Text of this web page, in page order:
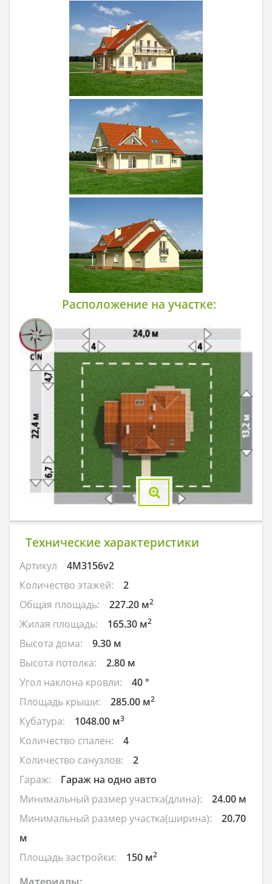
Расположение на участке:
Технические характеристики
Артикул
4M3156v2
Количество этажей:
2
Общая площадь:
227.20 м2
Жилая площадь: 165.30 м2
Высота дома:
9.30 м
Высота потолка:
2.80 м
Угол наклона кровли:
40 °
Площадь крыши:
285.00 м2
Кубатура: 1048.00 м3
Количество спален:
4
Количество санузлов:
2
Гараж:
Гараж на одно авто
Минимальный размер участка(длина):
24.00 м
Минимальный размер участка(ширина):
20.70
м
Площадь застройки:
150 м2